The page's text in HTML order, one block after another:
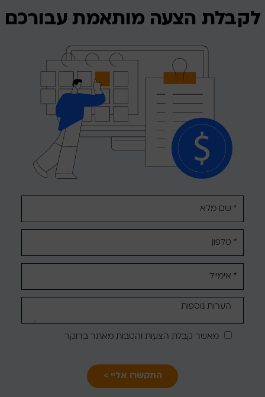
לקבלת הצעה מותאמת עבורכם
אנא
מלאו
את
טופס
לקבלת
הצעה
מאשר קבלת הצעות והטבות מאתר ברוקר